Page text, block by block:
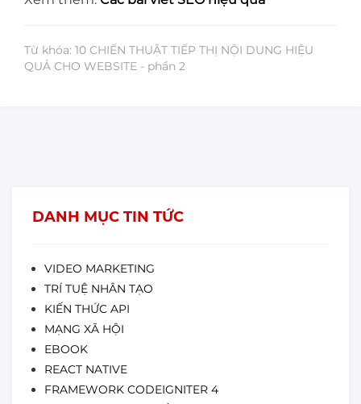
Từ khóa: 10 CHIẾN THUẬT TIẾP THỊ NỘI DUNG HIỆU
QUẢ CHO WEBSITE - phần 2
DANH MỤC TIN TỨC
VIDEO MARKETING
TRÍ TUỆ NHÂN TẠO
KIẾN THỨC API
MẠNG XÃ HỘI
EBOOK
REACT NATIVE
FRAMEWORK CODEIGNITER 4